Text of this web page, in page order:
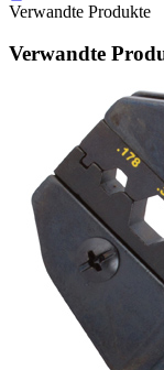
Verwandte Produkte
Verwandte